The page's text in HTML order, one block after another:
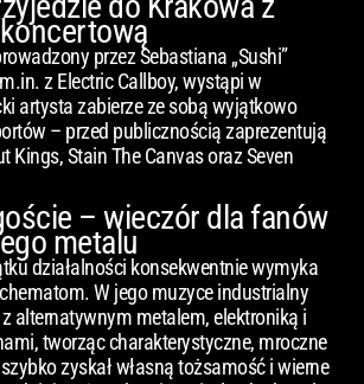
przez Sebastiana „Sushi”
z Electric Callboy, wystąpi w
artysta zabierze ze sobą wyjątkowo
– przed publicznością zaprezentują
Kings, Stain The Canvas oraz Seven
– wieczór dla fanów
metalu
działalności konsekwentnie wymyka
W jego muzyce industrialny
alternatywnym metalem, elektroniką i
tworząc charakterystyczne, mroczne
zyskał własną tożsamość i wierne